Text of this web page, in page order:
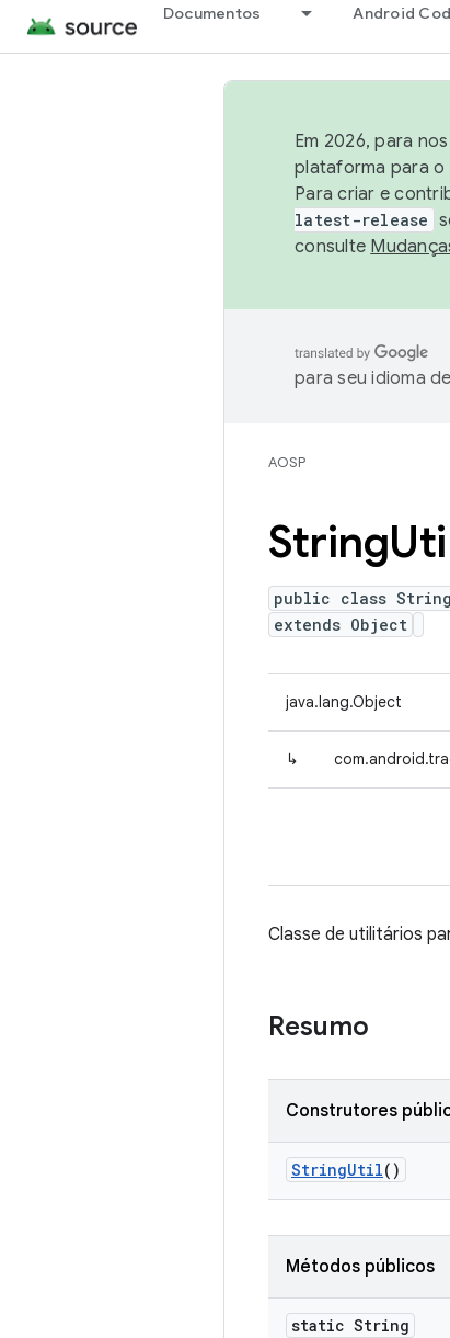
Documentos Android
Em 2026, para
plataforma para o
Para criar e
latest-release
consulte
para seu idioma
AOSP
String
public class
extends Object
java.lang.Object
↳
Classe de utilitários
Resumo
Construtores
StringUtil()
Métodos públicos
static String